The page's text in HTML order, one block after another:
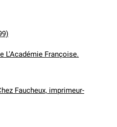
L'Académie Françoise.
Faucheux, imprimeur-